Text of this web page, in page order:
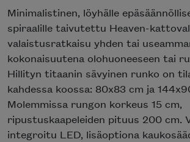
Minimalistinen, löyhälle
spiraalille taivutettu Heaven-
valaistusratkaisu yhden tai
kokonaisuutena olohuoneeseen tai
Hillityn titaanin sävyinen runko on
kahdessa koossa: 80x83 cm ja
Molemmissa rungon korkeus 15 cm,
ripustuskaapeleiden pituus 200 cm.
integroitu LED, lisäoptiona